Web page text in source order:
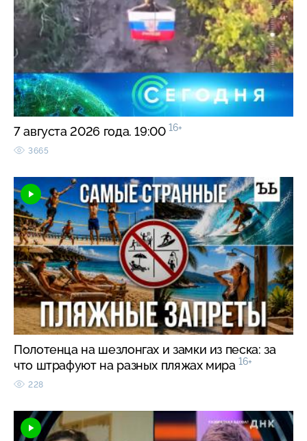
7 августа 2026 года. 19:00 16+
3665
Полотенца на шезлонгах и замки из песка: за
что штрафуют на разных пляжах мира 16+
228